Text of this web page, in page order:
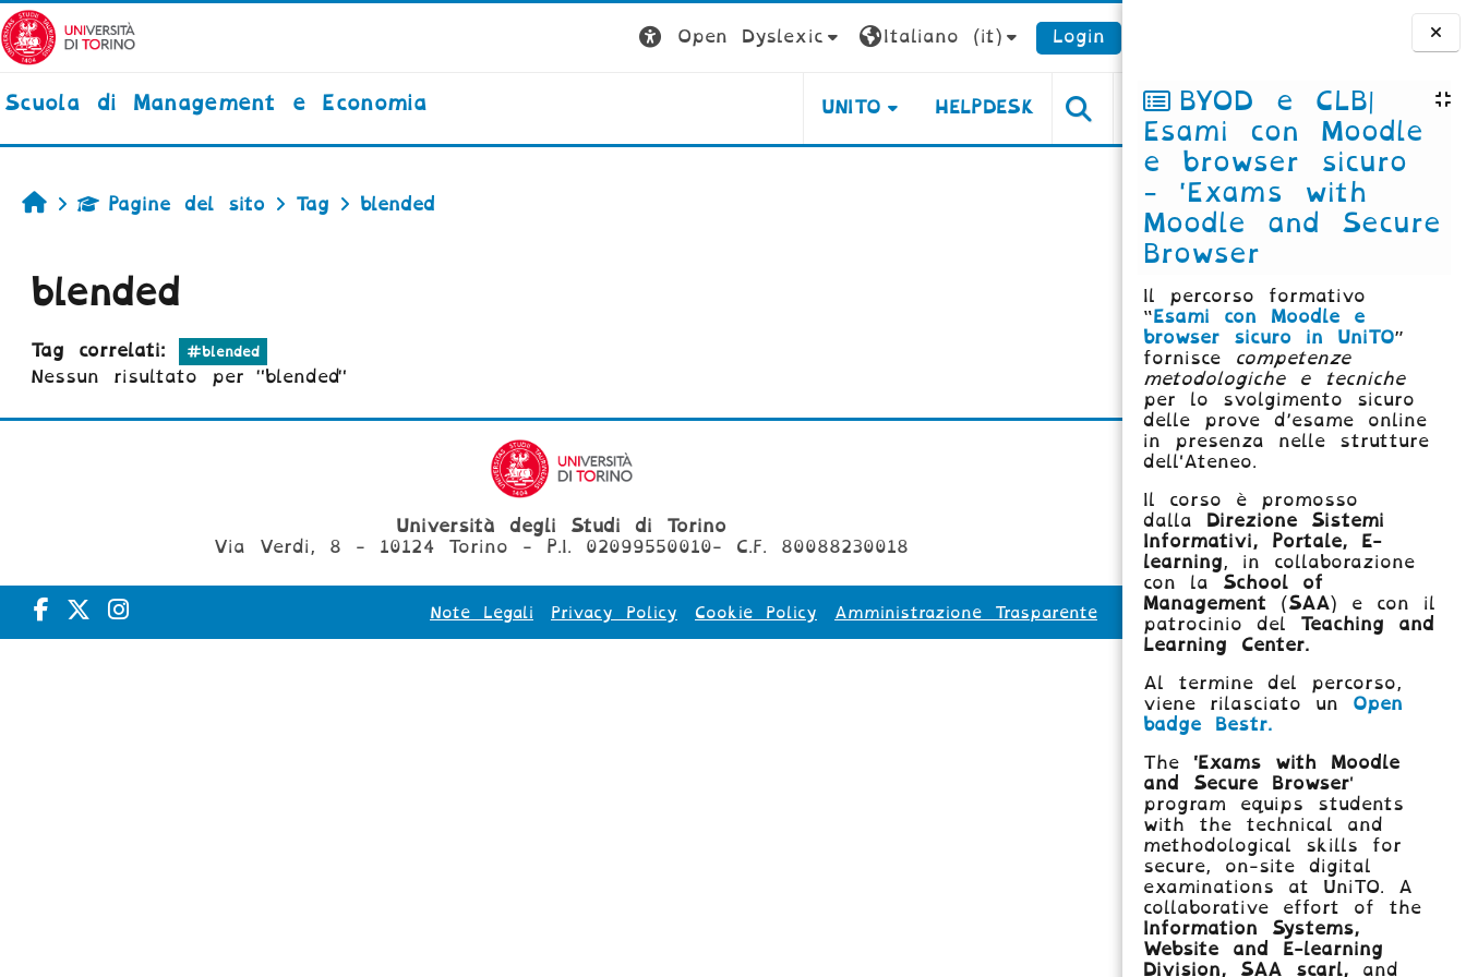
Vai al contenuto principale
Blocchi
BYOD e CLB|
Esami con Moodle
e browser sicuro
- 'Exams with
Moodle and Secure
Browser
Il percorso formativo
“Esami con Moodle e
browser sicuro in UniTO”
fornisce competenze
metodologiche e tecniche
per lo svolgimento sicuro
delle prove d’esame online
in presenza nelle strutture
dell'Ateneo.
Il corso è promosso
dalla
Direzione Sistemi
Informativi, Portale, E-
learning, in collaborazione
con la School of
Management (SAA) e con il
patrocinio del Teaching and
Learning Center.
Al termine del percorso,
viene rilasciato un Open
badge Bestr.
The 'Exams with Moodle
and Secure Browser'
program equips students
with the technical and
methodological skills for
secure, on-site digital
examinations at UniTO. A
collaborative effort of the
Information Systems,
Website and E-learning
Division,
SAA scarl, and
Open Dyslexic Italiano ‎(it)‎ Login
Scuola di Management e Economia UNITO HELPDESK
HomePagine del sito Tag blended
blended
Tag correlati: #blended
Nessun risultato per "blended"
Università degli Studi di Torino
Via Verdi, 8 - 10124 Torino - P.I. 02099550010- C.F. 80088230018
Note Legali Privacy Policy Cookie Policy Amministrazione Trasparente